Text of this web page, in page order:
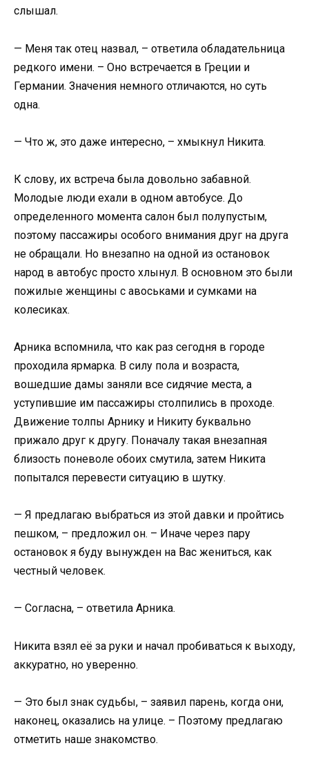
слышал.
— Меня так отец назвал, – ответила обладательница
редкого имени. – Оно встречается в Греции и
Германии. Значения немного отличаются, но суть
одна.
— Что ж, это даже интересно, – хмыкнул Никита.
К слову, их встреча была довольно забавной.
Молодые люди ехали в одном автобусе. До
определенного момента салон был полупустым,
поэтому пассажиры особого внимания друг на друга
не обращали. Но внезапно на одной из остановок
народ в автобус просто хлынул. В основном это были
пожилые женщины с авоськами и сумками на
колесиках.
Арника вспомнила, что как раз сегодня в городе
проходила ярмарка. В силу пола и возраста,
вошедшие дамы заняли все сидячие места, а
уступившие им пассажиры столпились в проходе.
Движение толпы Арнику и Никиту буквально
прижало друг к другу. Поначалу такая внезапная
близость поневоле обоих смутила, затем Никита
попытался перевести ситуацию в шутку.
— Я предлагаю выбраться из этой давки и пройтись
пешком, – предложил он. – Иначе через пару
остановок я буду вынужден на Вас жениться, как
честный человек.
— Согласна, – ответила Арника.
Никита взял её за руки и начал пробиваться к выходу,
аккуратно, но уверенно.
— Это был знак судьбы, – заявил парень, когда они,
наконец, оказались на улице. – Поэтому предлагаю
отметить наше знакомство.